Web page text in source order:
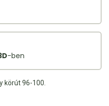
-ben
körút 96-100.